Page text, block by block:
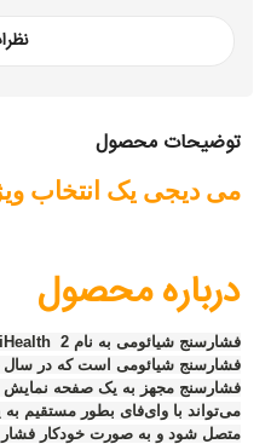
توضیحات محصول
می دیجی یک انتخاب
درباره محصول
می‌تواند با وای‌فای بطور مستقیم
متصل شود و به ‏صورت خودکار فشار